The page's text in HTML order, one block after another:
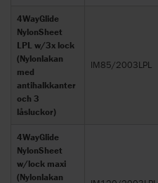
4WayGlide
NylonSheet
LPL w/3x lock
(Nylonlakan
med
antihalkkanter
och 3
låsluckor)
IM85/2003LPL
4WayGlide
NylonSheet
w/lock maxi
(Nylonlakan